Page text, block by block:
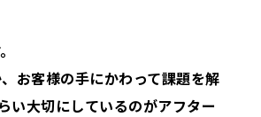
お客様の手にかわって課題を解
い大切にしているのがアフター